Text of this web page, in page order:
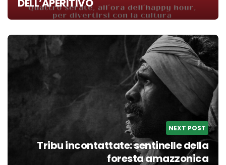
DELL’APERITIVO
NEXT POST
Tribu incontattate: sentinelle della
foresta amazzonica